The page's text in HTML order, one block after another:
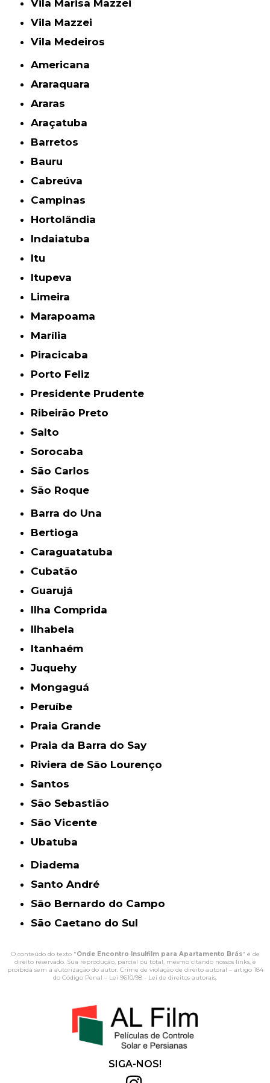
Vila Marisa Mazzei
Vila Mazzei
Vila Medeiros
Americana
Araraquara
Araras
Araçatuba
Barretos
Bauru
Cabreúva
Campinas
Hortolândia
Indaiatuba
Itu
Itupeva
Limeira
Marapoama
Marília
Piracicaba
Porto Feliz
Presidente Prudente
Ribeirão Preto
Salto
Sorocaba
São Carlos
São Roque
Barra do Una
Bertioga
Caraguatatuba
Cubatão
Guarujá
Ilha Comprida
Ilhabela
Itanhaém
Juquehy
Mongaguá
Peruíbe
Praia Grande
Praia da Barra do Say
Riviera de São Lourenço
Santos
São Sebastião
São Vicente
Ubatuba
Diadema
Santo André
São Bernardo do Campo
São Caetano do Sul
O conteúdo do texto "Onde Encontro Insulfilm para Apartamento Brás" é de
direito reservado. Sua reprodução, parcial ou total, mesmo citando nossos links, é
proibida sem a autorização do autor. Crime de violação de direito autoral – artigo 184
do Código Penal – Lei 9610/98 - Lei de direitos autorais.
SIGA-NOS!